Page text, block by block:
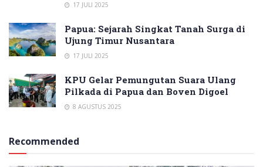
17 JULI 2025
Papua: Sejarah Singkat Tanah Surga di
Ujung Timur Nusantara
17 JULI 2025
KPU Gelar Pemungutan Suara Ulang
Pilkada di Papua dan Boven Digoel
8 AGUSTUS 2025
Recommended